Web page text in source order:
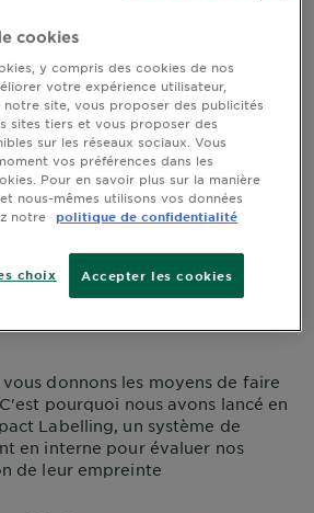
vous donnons les moyens de faire
pourquoi nous avons lancé en
Labelling, un système de
en interne pour évaluer nos
de leur empreinte
cookies
y compris des cookies de nos
votre expérience utilisateur,
notre site, vous proposer des publicités
sites tiers et vous proposer des
sur les réseaux sociaux. Vous
vos préférences dans les
Pour en savoir plus sur la manière
nous-mêmes utilisons vos données
notre
politique de confidentialité
Accepter les cookies
choix